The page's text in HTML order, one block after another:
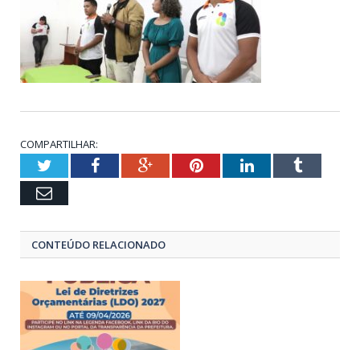
COMPARTILHAR:
TwitterFacebookGoogle+PinterestLinkedInTumblr
Email
CONTEÚDO RELACIONADO